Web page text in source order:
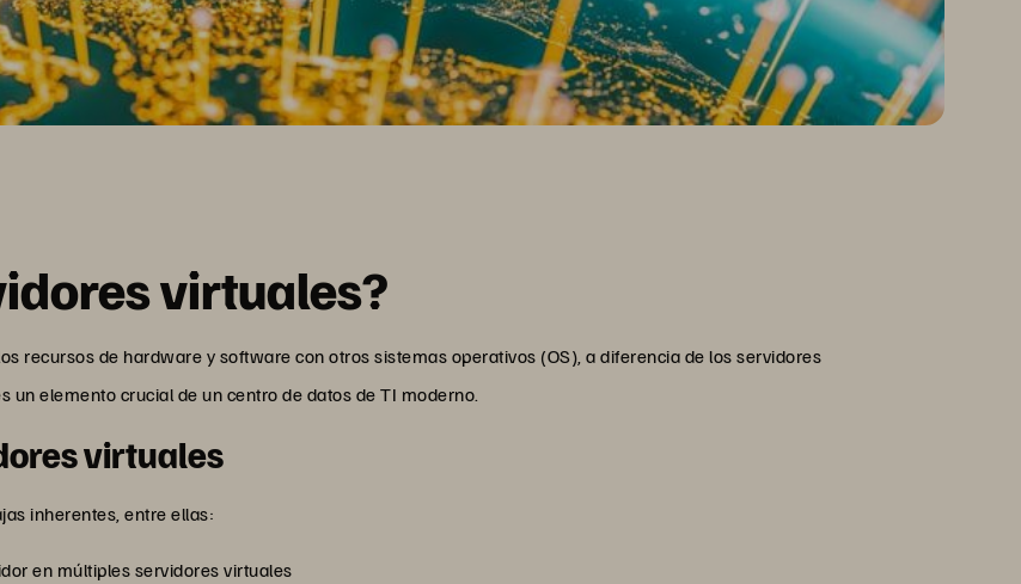
virtuales?
recursos de hardware y software con otros sistemas operativos (OS), a diferencia de los servidores
un elemento crucial de un centro de datos de TI moderno.
virtuales
inherentes, entre ellas:
en múltiples servidores virtuales